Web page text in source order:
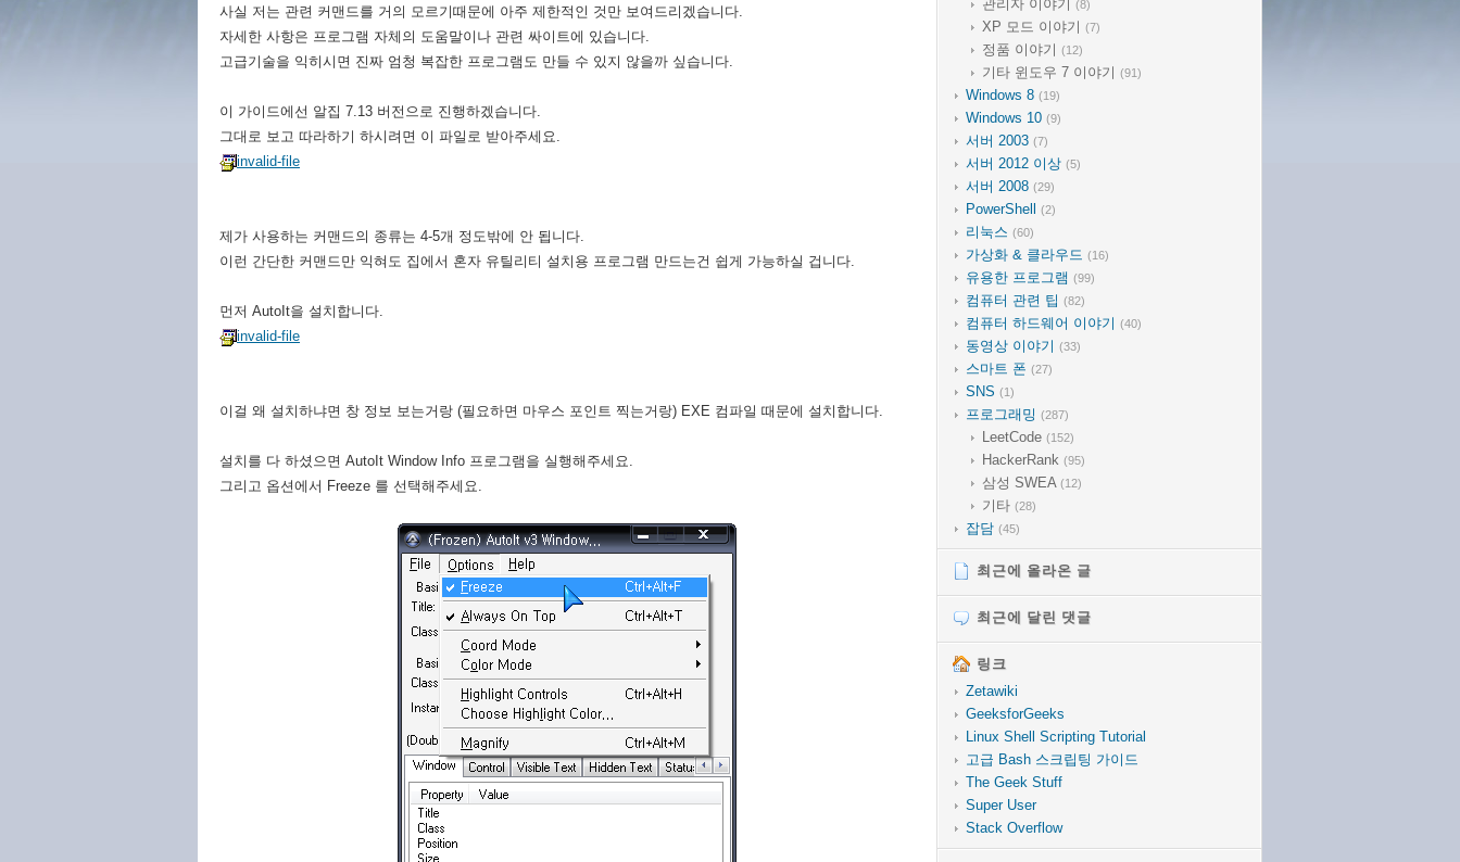
사실 저는 관련 커맨드를 거의 모르기때문에 아주 제한적인 것만 보여드리겠습니다.
자세한 사항은 프로그램 자체의 도움말이나 관련 싸이트에 있습니다.
고급기술을 익히시면 진짜 엄청 복잡한 프로그램도 만들 수 있지 않을까 싶습니다.
이 가이드에선 알집 7.13 버전으로 진행하겠습니다.
그대로 보고 따라하기 하시려면 이 파일로 받아주세요.
invalid-file
제가 사용하는 커맨드의 종류는 4-5개 정도밖에 안 됩니다.
이런 간단한 커맨드만 익혀도 집에서 혼자 유틸리티 설치용 프로그램 만드는건 쉽게 가능하실 겁니다.
먼저 AutoIt을 설치합니다.
invalid-file
이걸 왜 설치하냐면 창 정보 보는거랑 (필요하면 마우스 포인트 찍는거랑) EXE 컴파일 때문에 설치합니다.
설치를 다 하셨으면 AutoIt Window Info 프로그램을 실행해주세요.
그리고 옵션에서 Freeze 를 선택해주세요.
관리자 이야기 (8)
XP 모드 이야기 (7)
정품 이야기 (12)
기타 윈도우 7 이야기 (91)
Windows 8 (19)
Windows 10 (9)
서버 2003 (7)
서버 2012 이상 (5)
서버 2008 (29)
PowerShell (2)
리눅스 (60)
가상화 & 클라우드 (16)
유용한 프로그램 (99)
컴퓨터 관련 팁 (82)
컴퓨터 하드웨어 이야기 (40)
동영상 이야기 (33)
스마트 폰 (27)
SNS (1)
프로그래밍 (287)
LeetCode (152)
HackerRank (95)
삼성 SWEA (12)
기타 (28)
잡담 (45)
최근에 올라온 글
최근에 올라온 글
최근에 달린 댓글
최근에 달린 댓글
링크
링크
Zetawiki
GeeksforGeeks
Linux Shell Scripting Tutorial
고급 Bash 스크립팅 가이드
The Geek Stuff
Super User
Stack Overflow